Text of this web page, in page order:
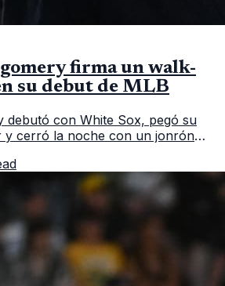
firma un walk-
su debut de MLB
debutó con White Sox, pegó su
y cerró la noche con un jonrón
historia.